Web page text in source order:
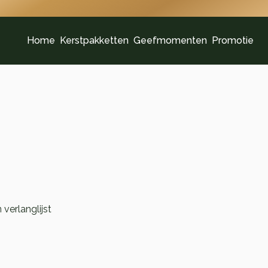
Home Kerstpakketten Geefmomenten Promotie
verlanglijst